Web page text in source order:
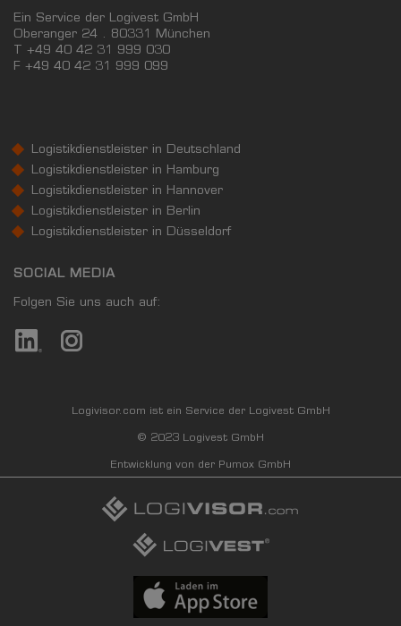
Ein Service der Logivest GmbH
Oberanger 24 . 80331 München
T +49 40 42 31 999 030
F +49 40 42 31 999 099
Logistikdienstleister in Deutschland
Logistikdienstleister in Hamburg
Logistikdienstleister in Hannover
Logistikdienstleister in Berlin
Logistikdienstleister in Düsseldorf
SOCIAL MEDIA
Folgen Sie uns auch auf:
Logivisor.com ist ein Service der Logivest GmbH
© 2023 Logivest GmbH
Entwicklung von der Pumox GmbH